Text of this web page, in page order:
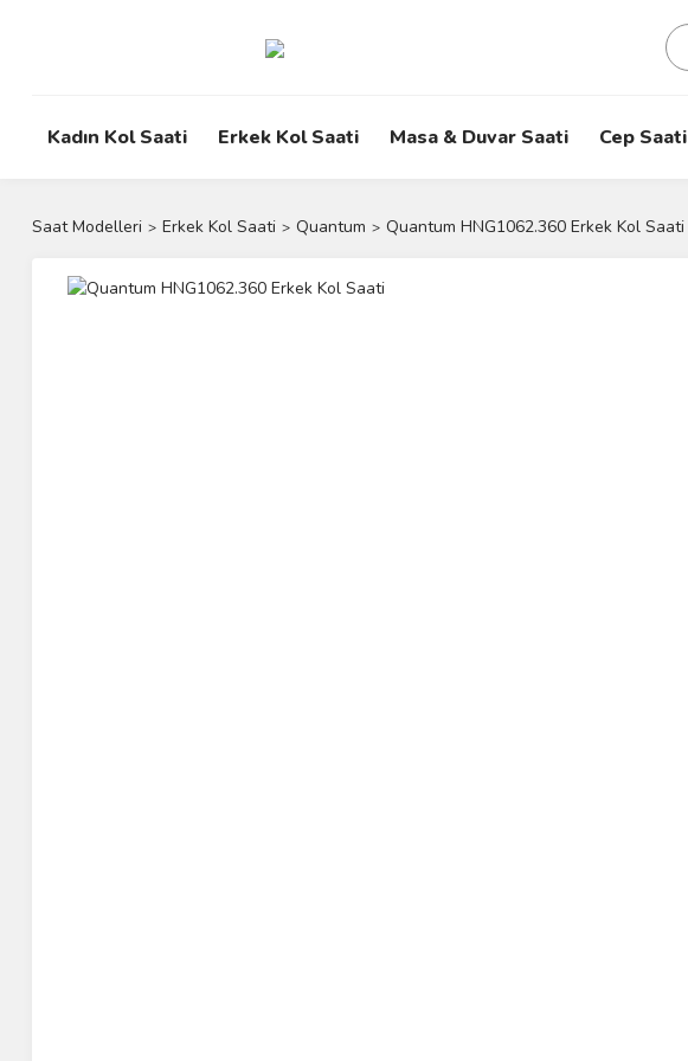
Kadın Kol Saati Erkek Kol Saati Masa & Duvar Saati Cep Saati
Saat Modelleri Erkek Kol Saati Quantum Quantum HNG1062.360 Erkek Kol Saati